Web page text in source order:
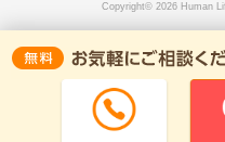
Copyright© 2026 Human